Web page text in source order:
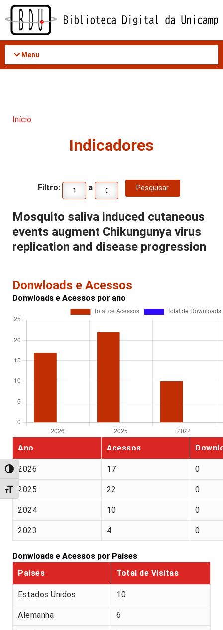
Acessar
conteúdo
Alternar alto contraste
Alternar tamanho da fonte
Menu
Início
Indicadores
Filtro: a
Mosquito saliva induced cutaneous
events augment Chikungunya virus
replication and disease progression
Donwloads e Acessos
Donwloads e Acessos por ano
Ano Acessos
2026 17 0
2025 22 0
2024 10 0
2023 4 0
Donwloads e Acessos por Países
Países
Total de Visitas
Estados Unidos 10
Alemanha 6